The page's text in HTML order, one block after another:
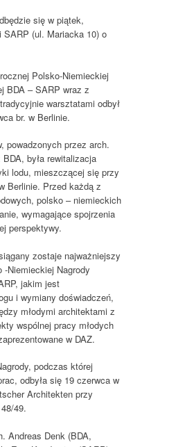
się w piątek,
SARP (ul. Mariacka 10) o
Polsko-Niemieckiej
BDA – SARP wraz z
warsztatami odbył
br. w Berlinie.
powadzonych przez arch.
była rewitalizacja
lodu, mieszczącej się przy
Berlinie. Przed każdą z
polsko – niemieckich
wymagające spojrzenia
perspektywy.
zostaje najważniejszy
Niemieckiej Nagrody
jakim jest
i wymiany doświadczeń,
młodymi architektami z
wspólnej pracy młodych
w DAZ.
podczas której
odbyła się 19 czerwca w
Architekten przy
49.
Andreas Denk (BDA,